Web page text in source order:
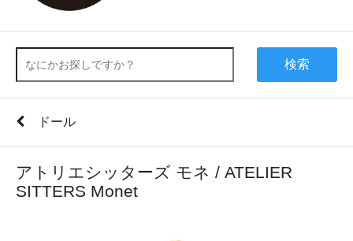
検索
ドール
アトリエシッターズ モネ / ATELIER
SITTERS Monet